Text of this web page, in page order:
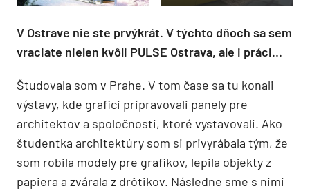
V Ostrave nie ste prvýkrát. V týchto dňoch sa sem
vraciate nielen kvôli PULSE Ostrava, ale i práci…
Študovala som v Prahe. V tom čase sa tu konali
výstavy, kde grafici pripravovali panely pre
architektov a spoločnosti, ktoré vystavovali. Ako
študentka architektúry som si privyrábala tým, že
som robila modely pre grafikov, lepila objekty z
papiera a zvárala z drôtikov. Následne sme s nimi